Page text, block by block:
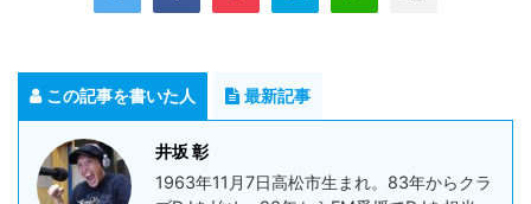
この記事を書いた人 最新記事
井坂 彰
1963年11月7日高松市生まれ。83年からクラ